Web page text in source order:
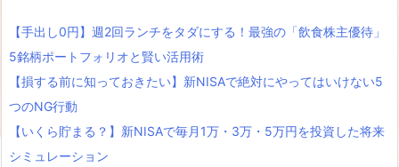
【手出し0円】週2回ランチをタダにする！最強の「飲食株主優待」
5銘柄ポートフォリオと賢い活用術
【損する前に知っておきたい】新NISAで絶対にやってはいけない5
つのNG行動
【いくら貯まる？】新NISAで毎月1万・3万・5万円を投資した将来
シミュレーション